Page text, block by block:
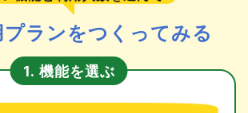
プランをつくってみる
1. 機能を選ぶ